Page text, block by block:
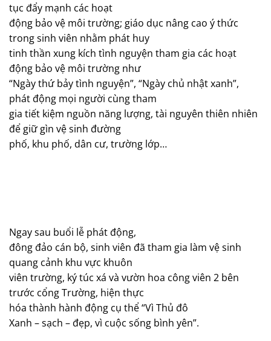
tục đẩy mạnh các hoạt
động bảo vệ môi trường; giáo dục nâng cao ý thức
trong sinh viên nhằm phát huy
tinh thần xung kích tình nguyện tham gia các hoạt
động bảo vệ môi trường như
“Ngày thứ bảy tình nguyện”, “Ngày chủ nhật xanh”,
phát động mọi người cùng tham
gia tiết kiệm nguồn năng lượng, tài nguyên thiên nhiên
để giữ gìn vệ sinh đường
phố, khu phố, dân cư, trường lớp…
Ngay sau buổi lễ phát động,
đông đảo cán bộ, sinh viên đã tham gia làm vệ sinh
quang cảnh khu vực khuôn
viên trường, ký túc xá và vườn hoa công viên 2 bên
trước cổng Trường, hiện thực
hóa thành hành động cụ thể “Vì Thủ đô
Xanh – sạch – đẹp, vì cuộc sống bình yên”.